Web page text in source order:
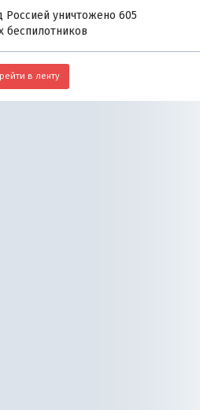
Россией уничтожено 605
беспилотников
в ленту